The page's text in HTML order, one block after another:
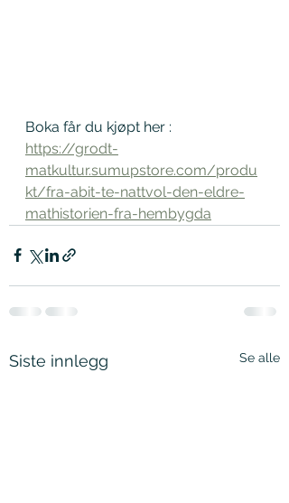
Boka får du kjøpt her :
https://grodt-
matkultur.sumupstore.com/produ
kt/fra-abit-te-nattvol-den-eldre-
mathistorien-fra-hembygda
Siste innlegg Se alle